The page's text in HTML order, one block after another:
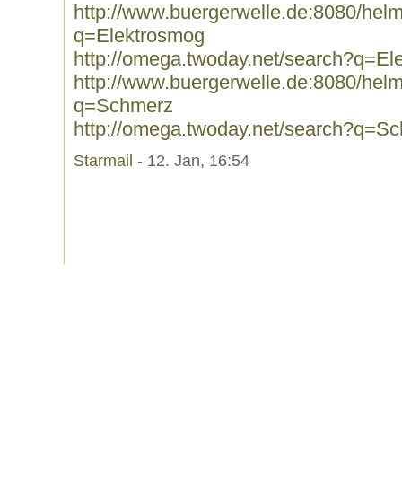
http://www.buergerwelle.de:8080/
q=Elektrosmog
http://omega.twoday.net/
http://www.buergerwelle.de:8080/
q=Schmerz
http://omega.twoday.net/
Starmail - 12. Jan, 16:54